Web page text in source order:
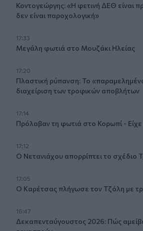
Κοντογεώργης: «Η φετινή ΔΕΘ είναι
δεν είναι παροχολογική»
17:33
Μεγάλη φωτιά στο Μουζάκι Ηλείας
17:20
Πλαστική ρύπανση: Το
διαχείριση των τροφικών αποβλήτων
17:14
Πρόλαβαν τη φωτιά στο Κορωπί - Είχε
17:12
Ο Νετανιάχου απορρίπτει το σχέδιο
17:05
Ο Καρέτσας πλήγωσε τον Τζόλη με
16:47
Δεκαπενταύγουστος 2026: Πώς